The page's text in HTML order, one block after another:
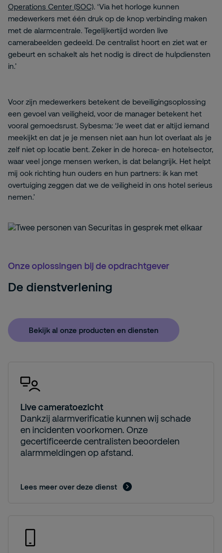
Operations Center (SOC). ‘Via het horloge kunnen
medewerkers met één druk op de knop verbinding maken
met de alarmcentrale. Tegelijkertijd worden live
camerabeelden gedeeld. De centralist hoort en ziet wat er
gebeurt en schakelt als het nodig is direct de hulpdiensten
in.’
Voor zijn medewerkers betekent de beveiligingsoplossing
een gevoel van veiligheid, voor de manager betekent het
vooral gemoedsrust. Sybesma: ‘Je weet dat er altijd iemand
meekijkt en dat je je mensen niet aan hun lot overlaat als je
zelf niet op locatie bent. Zeker in de horeca- en hotelsector,
waar veel jonge mensen werken, is dat belangrijk. Het helpt
mij ook richting hun ouders en hun partners: ik kan met
overtuiging zeggen dat we de veiligheid in ons hotel serieus
nemen.’
Onze oplossingen bij de opdrachtgever
De dienstverlening
Bekijk al onze producten en diensten
Live cameratoezicht
Dankzij alarmverificatie kunnen wij schade
en incidenten voorkomen. Onze
gecertificeerde centralisten beoordelen
alarmmeldingen op afstand.
Lees meer over deze dienst